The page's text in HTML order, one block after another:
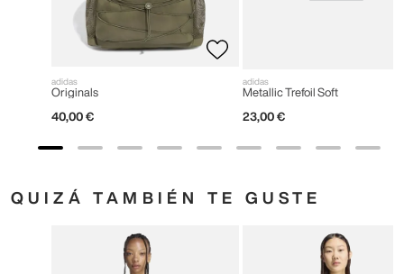
adidas
Originals
40,00 €
adidas
Metallic Trefoil Soft
23,00 €
QUIZÁ TAMBIÉN TE GUSTE